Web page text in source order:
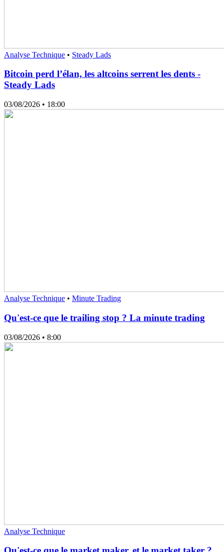
Analyse Technique • Steady Lads
Bitcoin perd l’élan, les altcoins serrent les dents -
Steady Lads
03/08/2026 • 18:00
Analyse Technique • Minute Trading
Qu'est-ce que le trailing stop ? La minute trading
03/08/2026 • 8:00
Analyse Technique